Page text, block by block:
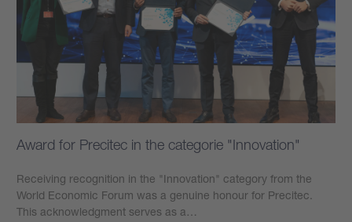
Award for Precitec in the categorie "Innovation"
Receiving recognition in the "Innovation" category from the
World Economic Forum was a genuine honour for Precitec.
This acknowledgment serves as a…